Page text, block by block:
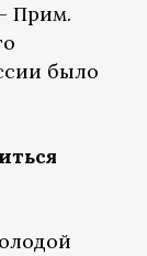
Прим.
было